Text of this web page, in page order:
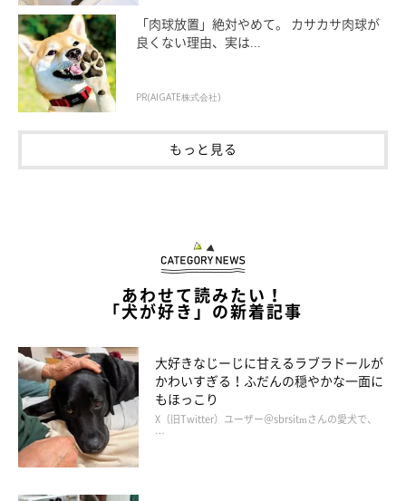
「肉球放置」絶対やめて。 カサカサ肉球が
良くない理由、実は...
PR(AIGATE株式会社)
もっと見る
あわせて読みたい！
「犬が好き」の新着記事
大好きなじーじに甘えるラブラドールが
かわいすぎる！ふだんの穏やかな一面に
もほっこり
X（旧Twitter）ユーザー＠sbrsitmさんの愛犬で、
…